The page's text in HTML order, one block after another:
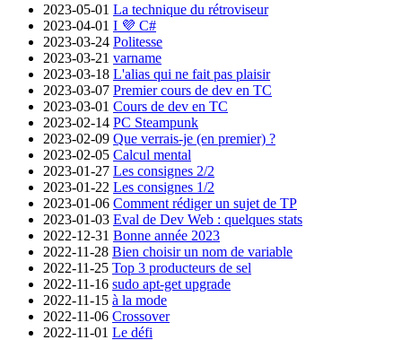
2023-05-01 La technique du rétroviseur
2023-04-01 I 💜 C#
2023-03-24 Politesse
2023-03-21 varname
2023-03-18 L'alias qui ne fait pas plaisir
2023-03-07 Premier cours de dev en TC
2023-03-01 Cours de dev en TC
2023-02-14 PC Steampunk
2023-02-09 Que verrais-je (en premier) ?
2023-02-05 Calcul mental
2023-01-27 Les consignes 2/2
2023-01-22 Les consignes 1/2
2023-01-06 Comment rédiger un sujet de TP
2023-01-03 Eval de Dev Web : quelques stats
2022-12-31 Bonne année 2023
2022-11-28 Bien choisir un nom de variable
2022-11-25 Top 3 producteurs de sel
2022-11-16 sudo apt-get upgrade
2022-11-15 à la mode
2022-11-06 Crossover
2022-11-01 Le défi